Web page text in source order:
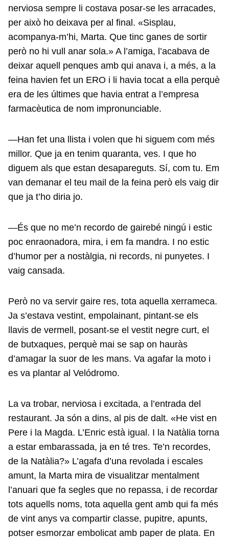
nerviosa sempre li costava posar-se les arracades,
per això ho deixava per al final. «Sisplau,
acompanya-m’hi, Marta. Que tinc ganes de sortir
però no hi vull anar sola.» A l’amiga, l’acabava de
deixar aquell penques amb qui anava i, a més, a la
feina havien fet un ERO i li havia tocat a ella perquè
era de les últimes que havia entrat a l’empresa
farmacèutica de nom impronunciable.
—Han fet una llista i volen que hi siguem com més
millor. Que ja en tenim quaranta, ves. I que ho
diguem als que estan desapareguts. Sí, com tu. Em
van demanar el teu mail de la feina però els vaig dir
que ja t’ho diria jo.
—És que no me’n recordo de gairebé ningú i estic
poc enraonadora, mira, i em fa mandra. I no estic
d’humor per a nostàlgia, ni records, ni punyetes. I
vaig cansada.
Però no va servir gaire res, tota aquella xerrameca.
Ja s’estava vestint, empolainant, pintant-se els
llavis de vermell, posant-se el vestit negre curt, el
de butxaques, perquè mai se sap on hauràs
d’amagar la suor de les mans. Va agafar la moto i
es va plantar al Velódromo.
La va trobar, nerviosa i excitada, a l’entrada del
restaurant. Ja són a dins, al pis de dalt. «He vist en
Pere i la Magda. L’Enric està igual. I la Natàlia torna
a estar embarassada, ja en té tres. Te’n recordes,
de la Natàlia?» L’agafa d’una revolada i escales
amunt, la Marta mira de visualitzar mentalment
l’anuari que fa segles que no repassa, i de recordar
tots aquells noms, tota aquella gent amb qui fa més
de vint anys va compartir classe, pupitre, apunts,
potser esmorzar embolicat amb paper de plata. En